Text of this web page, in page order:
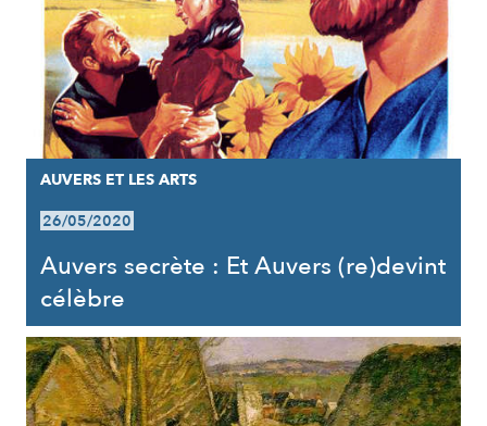
AUVERS ET LES ARTS
26/05/2020
Auvers secrète : Et Auvers (re)devint
célèbre